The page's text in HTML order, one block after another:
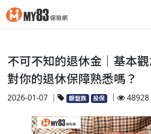
不可不知的退休金｜基本
對你的退休保障熟悉嗎？
2026-01-07 ｜ 銀髮族 投保 ｜ 48928